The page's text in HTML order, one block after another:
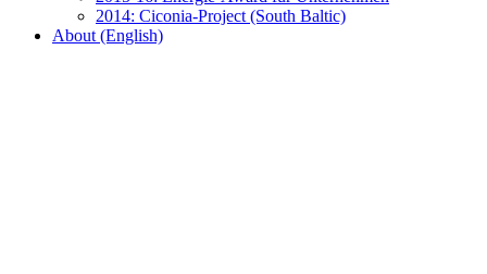
2014: Ciconia-Project (South Baltic)
About (English)